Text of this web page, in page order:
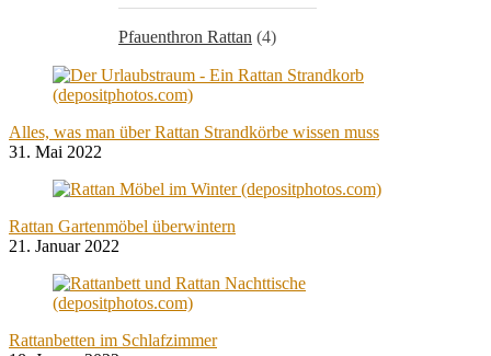
Pfauenthron Rattan (4)
Alles, was man über Rattan Strandkörbe wissen muss
31. Mai 2022
Rattan Gartenmöbel überwintern
21. Januar 2022
Rattanbetten im Schlafzimmer